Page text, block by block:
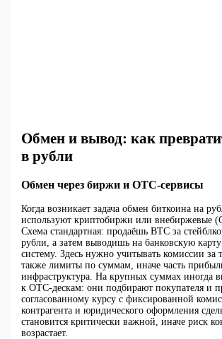
Обмен и вывод: как
в рубли
Обмен через биржи и OTC‑сервисы
Когда возникает задача обмен биткоина на
используют криптобиржи или внебиржевые
Схема стандартная: продаёшь BTC за
рубли, а затем выводишь на банковскую
систему. Здесь нужно учитывать комиссии за
также лимиты по суммам, иначе часть
инфраструктура. На крупных суммах иногда
к OTC‑дескам: они подбирают покупателя и
согласованному курсу с фиксированной
контрагента и юридического оформления
становится критически важной, иначе риск
возрастает.